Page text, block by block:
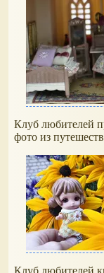
Клуб любителей
фото из
Клуб любителей